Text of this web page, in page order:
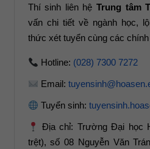
Thí sinh liên hệ Trung tâm
vấn chi tiết về ngành học,
thức xét tuyển cùng các
Hotline: (028) 7300 7272
Email:
Tuyển sinh:
Địa chỉ: Trường Đại học
trệt), số 08 Nguyễn Văn